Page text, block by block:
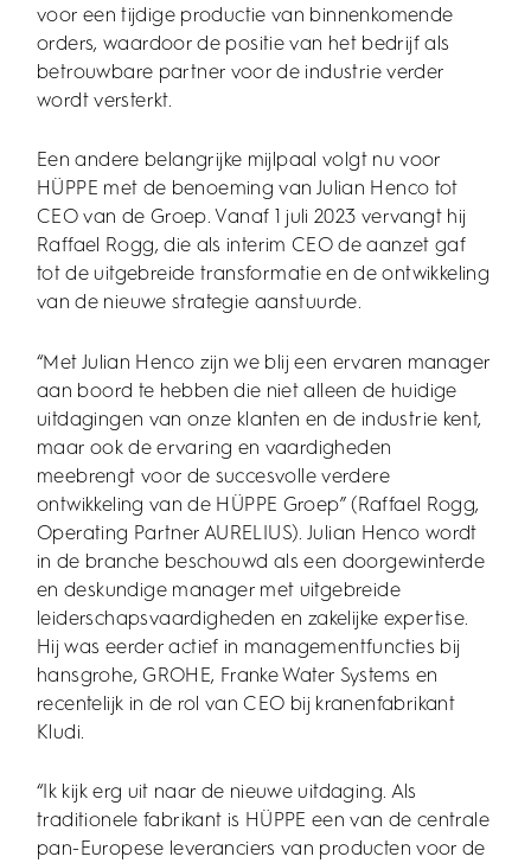
voor een tijdige productie van binnenkomende
orders, waardoor de positie van het bedrijf als
betrouwbare partner voor de industrie verder
wordt versterkt.
Een andere belangrijke mijlpaal volgt nu voor
HÜPPE met de benoeming van Julian Henco tot
CEO van de Groep. Vanaf 1 juli 2023 vervangt hij
Raffael Rogg, die als interim CEO de aanzet gaf
tot de uitgebreide transformatie en de ontwikkeling
van de nieuwe strategie aanstuurde.
“Met Julian Henco zijn we blij een ervaren manager
aan boord te hebben die niet alleen de huidige
uitdagingen van onze klanten en de industrie kent,
maar ook de ervaring en vaardigheden
meebrengt voor de succesvolle verdere
ontwikkeling van de HÜPPE Groep” (Raffael Rogg,
Operating Partner AURELIUS). Julian Henco wordt
in de branche beschouwd als een doorgewinterde
en deskundige manager met uitgebreide
leiderschapsvaardigheden en zakelijke expertise.
Hij was eerder actief in managementfuncties bij
hansgrohe, GROHE, Franke Water Systems en
recentelijk in de rol van CEO bij kranenfabrikant
Kludi.
“Ik kijk erg uit naar de nieuwe uitdaging. Als
traditionele fabrikant is HÜPPE een van de centrale
pan-Europese leveranciers van producten voor de